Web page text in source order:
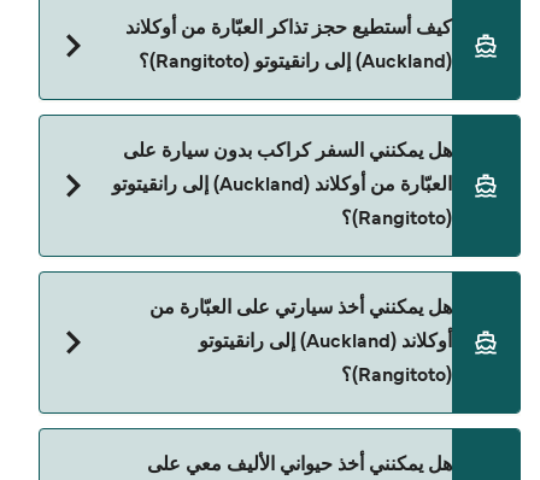
Fullers 360 هي المشغّل الرئيسي للعبّارة من أوكلاند
(Auckland) إلى رانقيتوتو (Rangitoto).
كيف أستطيع حجز تذاكر العبّارة من أوكلاند
(Auckland) إلى رانقيتوتو (Rangitoto)؟
صفحة العروض لمعرفة أحدث التخفيضات.
هل يمكنني السفر كراكب بدون سيارة على
العبّارة من أوكلاند (Auckland) إلى رانقيتوتو
(Rangitoto)؟
نعم، يمكنك السفر كراكب بدون سيارة من أوكلاند
Fullers 360
هل يمكنني أخذ سيارتي على العبّارة من
أوكلاند (Auckland) إلى رانقيتوتو
(Rangitoto)؟
حالياً لا يُسمح للسيارات بالركوب على العبّارة من أوكلاند
هل يمكنني أخذ حيواني الأليف معي على